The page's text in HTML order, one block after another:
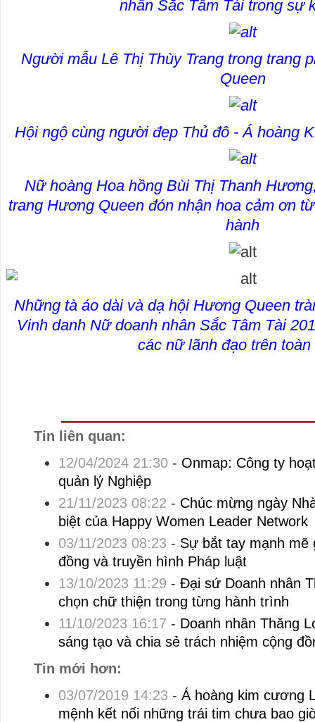
nhân Sắc Tâm Tài trong sự
Người mẫu Lê Thị Thùy Trang trong trang
Queen
Hội ngộ cùng người đẹp Thủ đô - Á hoàng
Nữ hoàng Hoa hồng Bùi Thị Thanh
trang Hương Queen đón nhận hoa cảm ơn
hành
Những tà áo dài và dạ hội Hương Queen
Vinh danh Nữ doanh nhân Sắc Tâm Tài
các nữ lãnh đạo trên toàn
Tin liên quan:
12/04/2024 21:30- Onmap: Công ty
quản lý Nghiệp
21/11/2023 08:22 - Chúc mừng ngày
biệt của Happy Women Leader Network
03/11/2023 08:23 - Sự bắt tay mạnh mẽ
đồng và truyền hình Pháp luật
13/10/2023 11:29 - Đại sứ Doanh nhân
chọn chữ thiện trong từng hành trình
11/10/2023 16:17 - Doanh nhân Thăng
sáng tạo và chia sẻ trách nhiệm cộng
Tin mới hơn:
03/07/2019 14:23 - Á hoàng kim cương
mệnh kết nối những trái tim chưa bao